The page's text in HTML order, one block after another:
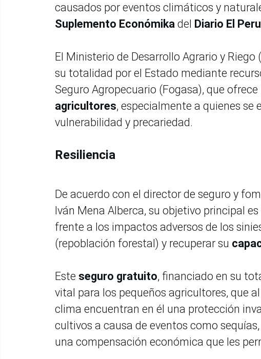
causados por eventos climáticos y
Suplemento Económika del Diario El
El Ministerio de Desarrollo Agrario y Riego (
su totalidad por el Estado mediante
Seguro Agropecuario (Fogasa), que
agricultores, especialmente a quienes
vulnerabilidad y precariedad.
Resiliencia
De acuerdo con el director de seguro y
Iván Mena Alberca, su objetivo principal
frente a los impactos adversos de los
(repoblación forestal) y recuperar su
Este seguro gratuito, financiado en su
vital para los pequeños agricultores, que
clima encuentran en él una protección
cultivos a causa de eventos como
una compensación económica que les